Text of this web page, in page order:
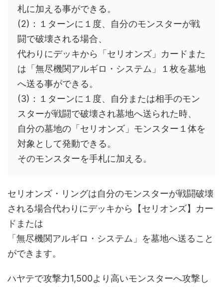
札に加える事ができる。
(2)：１ターンに１度、自分のモンスターが戦
闘で破壊される場合、
代わりにデッキから「セリオンズ」カードまた
は「無尽機関アルギロ・システム」１枚を墓地
へ送る事ができる。
(3)：１ターンに１度、自分または相手のモン
スターが戦闘で破壊され墓地へ送られた時、
自分の墓地の「セリオンズ」モンスター１体を
対象として発動できる。
そのモンスターを手札に加える。
セリオンズ・リングは自分のモンスターが戦闘破壊
される場合代わりにデッキから【セリオンズ】カー
ドまたは
「無尽機関アルギロ・システム」を墓地へ送ること
ができます。
ハヤテで攻撃力1,500より高いモンスターへ攻撃し